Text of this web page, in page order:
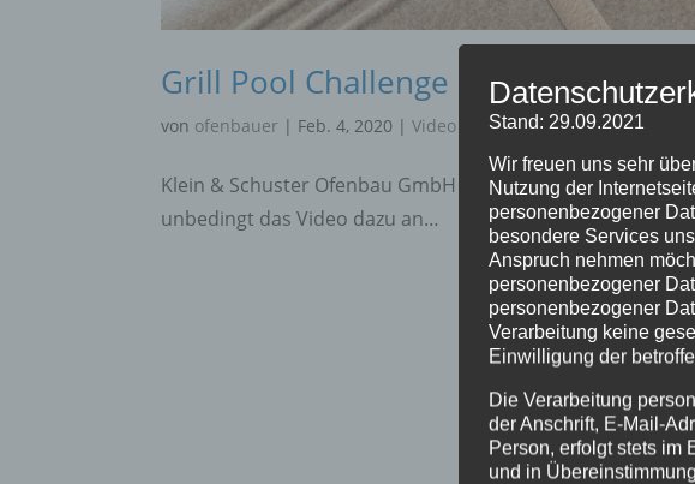
Grill Pool Challenge 2018
von ofenbauer | Feb. 4, 2020 |Video
Klein & Schuster Ofenbau GmbH bei der Grill Pool
unbedingt das Video dazu an…
Stand: 29.09.2021
Wir freuen uns sehr
Nutzung der
personenbezogener
besondere Services
Anspruch nehmen
personenbezogener
personenbezogener
Verarbeitung keine
Einwilligung der
Die Verarbeitung
der Anschrift, E-Mail-
Person, erfolgt stets im
und in